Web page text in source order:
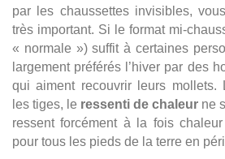
par les chaussettes invisibles,
très important. Si le format mi-
« normale ») suffit à certaines
largement préférés l’hiver par des
qui aiment recouvrir leurs mollets.
les tiges, le ressenti de chaleur ne
ressent forcément à la fois
pour tous les pieds de la terre en